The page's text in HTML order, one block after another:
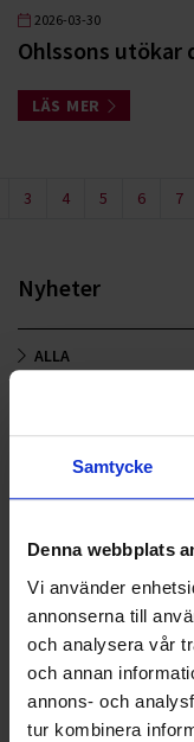
Samtycke
Denna webbplats
Vi använder
annonserna till
och analysera vår
och annan
annons- och
tur kombinera
2026-03-30
Ohlssons
LÄS MER
3 4 5 6 7
Nyheter
ALLA
LANDSKRONA
OHLSSONS REGION
OHLSSONS REGION
OHLSSONSKOLLEGOR